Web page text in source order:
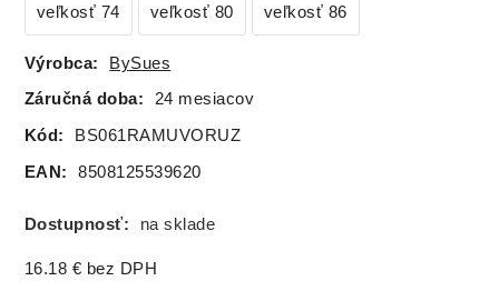
veľkosť 74 veľkosť 80 veľkosť 86
Výrobca: BySues
Záručná doba: 24 mesiacov
Kód: BS061RAMUVORUZ
EAN: 8508125539620
Dostupnosť: na sklade
16.18 € bez DPH